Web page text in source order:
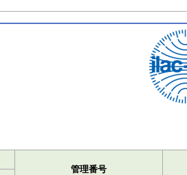
管理番号